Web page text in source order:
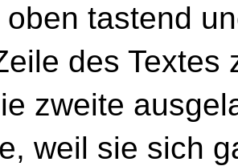
oben tastend
des Textes
zweite
weil sie sich